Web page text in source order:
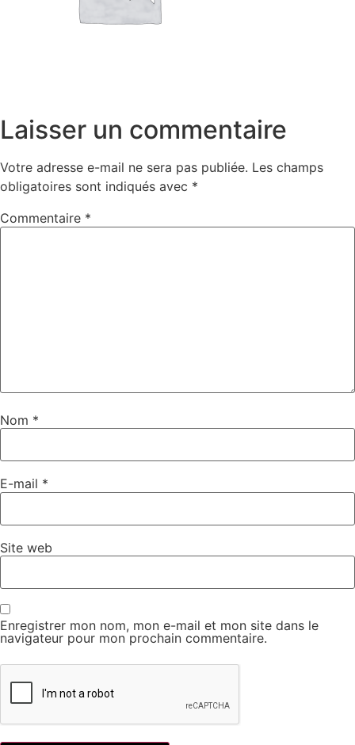
Laisser un commentaire
Votre adresse e-mail ne sera pas publiée. Les champs
obligatoires sont indiqués avec *
Commentaire *
Nom *
E-mail *
Site web
Enregistrer mon nom, mon e-mail et mon site dans le
navigateur pour mon prochain commentaire.